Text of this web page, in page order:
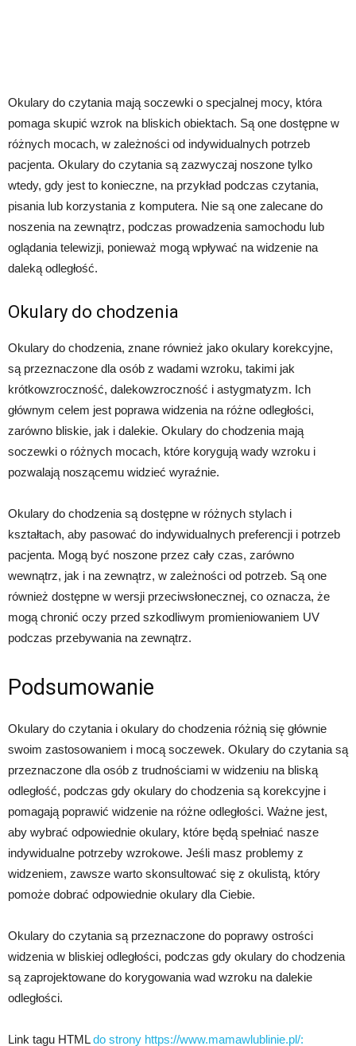
Okulary do czytania mają soczewki o specjalnej mocy, która
pomaga skupić wzrok na bliskich obiektach. Są one dostępne w
różnych mocach, w zależności od indywidualnych potrzeb
pacjenta. Okulary do czytania są zazwyczaj noszone tylko
wtedy, gdy jest to konieczne, na przykład podczas czytania,
pisania lub korzystania z komputera. Nie są one zalecane do
noszenia na zewnątrz, podczas prowadzenia samochodu lub
oglądania telewizji, ponieważ mogą wpływać na widzenie na
daleką odległość.
Okulary do chodzenia
Okulary do chodzenia, znane również jako okulary korekcyjne,
są przeznaczone dla osób z wadami wzroku, takimi jak
krótkowzroczność, dalekowzroczność i astygmatyzm. Ich
głównym celem jest poprawa widzenia na różne odległości,
zarówno bliskie, jak i dalekie. Okulary do chodzenia mają
soczewki o różnych mocach, które korygują wady wzroku i
pozwalają noszącemu widzieć wyraźnie.
Okulary do chodzenia są dostępne w różnych stylach i
kształtach, aby pasować do indywidualnych preferencji i potrzeb
pacjenta. Mogą być noszone przez cały czas, zarówno
wewnątrz, jak i na zewnątrz, w zależności od potrzeb. Są one
również dostępne w wersji przeciwsłonecznej, co oznacza, że
mogą chronić oczy przed szkodliwym promieniowaniem UV
podczas przebywania na zewnątrz.
Podsumowanie
Okulary do czytania i okulary do chodzenia różnią się głównie
swoim zastosowaniem i mocą soczewek. Okulary do czytania są
przeznaczone dla osób z trudnościami w widzeniu na bliską
odległość, podczas gdy okulary do chodzenia są korekcyjne i
pomagają poprawić widzenie na różne odległości. Ważne jest,
aby wybrać odpowiednie okulary, które będą spełniać nasze
indywidualne potrzeby wzrokowe. Jeśli masz problemy z
widzeniem, zawsze warto skonsultować się z okulistą, który
pomoże dobrać odpowiednie okulary dla Ciebie.
Okulary do czytania są przeznaczone do poprawy ostrości
widzenia w bliskiej odległości, podczas gdy okulary do chodzenia
są zaprojektowane do korygowania wad wzroku na dalekie
odległości.
Link tagu HTMLdo strony https://www.mamawlublinie.pl/: